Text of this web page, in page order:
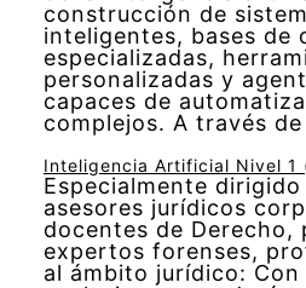
construcción de
inteligentes, bases de
especializadas,
personalizadas y
capaces de
complejos. A través
Inteligencia Artificial Nivel 1
Especialmente dirigido
asesores jurídicos
docentes de Derecho,
expertos forenses,
al ámbito jurídico: Con